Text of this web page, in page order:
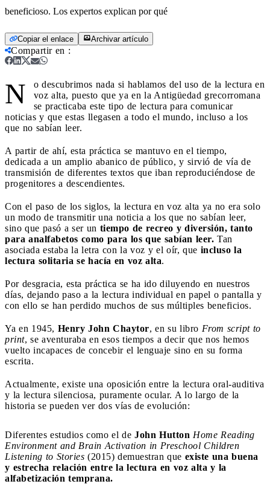
beneficioso. Los expertos explican por qué
Copiar el enlace Archivar artículo
Compartir en :
N
o descubrimos nada si hablamos del uso de la lectura en
voz alta, puesto que ya en la Antigüedad grecorromana
se practicaba este tipo de lectura para comunicar
noticias y que estas llegasen a todo el mundo, incluso a los
que no sabían leer.
A partir de ahí, esta práctica se mantuvo en el tiempo,
dedicada a un amplio abanico de público, y sirvió de vía de
transmisión de diferentes textos que iban reproduciéndose de
progenitores a descendientes.
Con el paso de los siglos, la lectura en voz alta ya no era solo
un modo de transmitir una noticia a los que no sabían leer,
sino que pasó a ser un tiempo de recreo y diversión, tanto
para analfabetos como para los que sabían leer. Tan
asociada estaba la letra con la voz y el oír, que incluso la
lectura solitaria se hacía en voz alta.
Por desgracia, esta práctica se ha ido diluyendo en nuestros
días, dejando paso a la lectura individual en papel o pantalla y
con ello se han perdido muchos de sus múltiples beneficios.
Ya en 1945, Henry John Chaytor, en su libro From script to
print, se aventuraba en esos tiempos a decir que nos hemos
vuelto incapaces de concebir el lenguaje sino en su forma
escrita.
Actualmente, existe una oposición entre la lectura oral-auditiva
y la lectura silenciosa, puramente ocular. A lo largo de la
historia se pueden ver dos vías de evolución:
Diferentes estudios como el de John Hutton Home Reading
Environment and Brain Activation in Preschool Children
Listening to Stories (2015) demuestran que existe una buena
y estrecha relación entre la lectura en voz alta y la
alfabetización temprana.